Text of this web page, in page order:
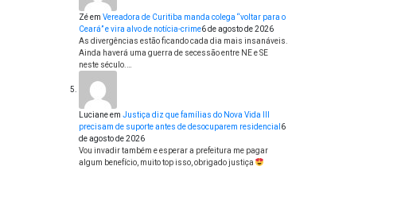
Zéem Vereadora de Curitiba manda colega “voltar para o
Ceará” e vira alvo de notícia-crime6 de agosto de 2026
As divergências estão ficando cada dia mais insanáveis.
Ainda haverá uma guerra de secessão entre NE e SE
neste século.…
Lucianeem Justiça diz que famílias do Nova Vida III
precisam de suporte antes de desocuparem residencial 6
de agosto de 2026
Vou invadir também e esperar a prefeitura me pagar
algum benefício, muito top isso, obrigado justiça